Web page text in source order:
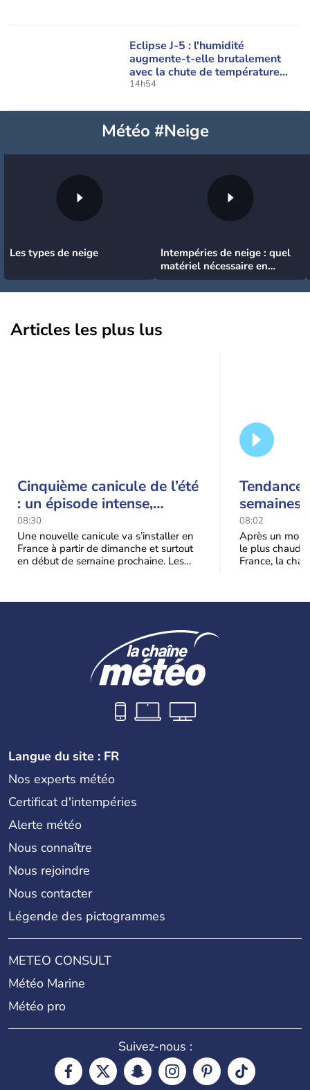
Eclipse J-5 : l'humidité
augmente-t-elle brutalement
avec la chute de température
pendant l'éclipse du 12 août ?
14h54
Météo #Neige
Les types de neige
Intempéries de neige : quel
matériel nécessaire en
voiture ?
Articles les plus lus
Cinquième canicule de l’été
: un épisode intense,
durable et étendu la
semaine prochaine
08:30
Une nouvelle canicule va s’installer en
France à partir de dimanche et surtout
en début de semaine prochaine. Les
Tendance
semaines
septembre
08:02
Après un
le plus chaud
France, la
Langue du site : FR
Nos experts météo
Certificat d'intempéries
Alerte météo
Nous connaître
Nous rejoindre
Nous contacter
Légende des pictogrammes
METEO CONSULT
Météo Marine
Météo pro
Suivez-nous :